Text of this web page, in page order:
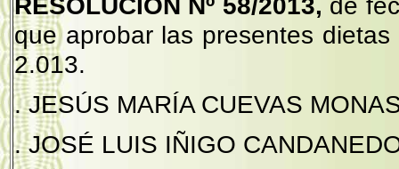
que aprobar las presentes
2.013.
. JESÚS MARÍA CUEVAS
. JOSÉ LUIS IÑIGO